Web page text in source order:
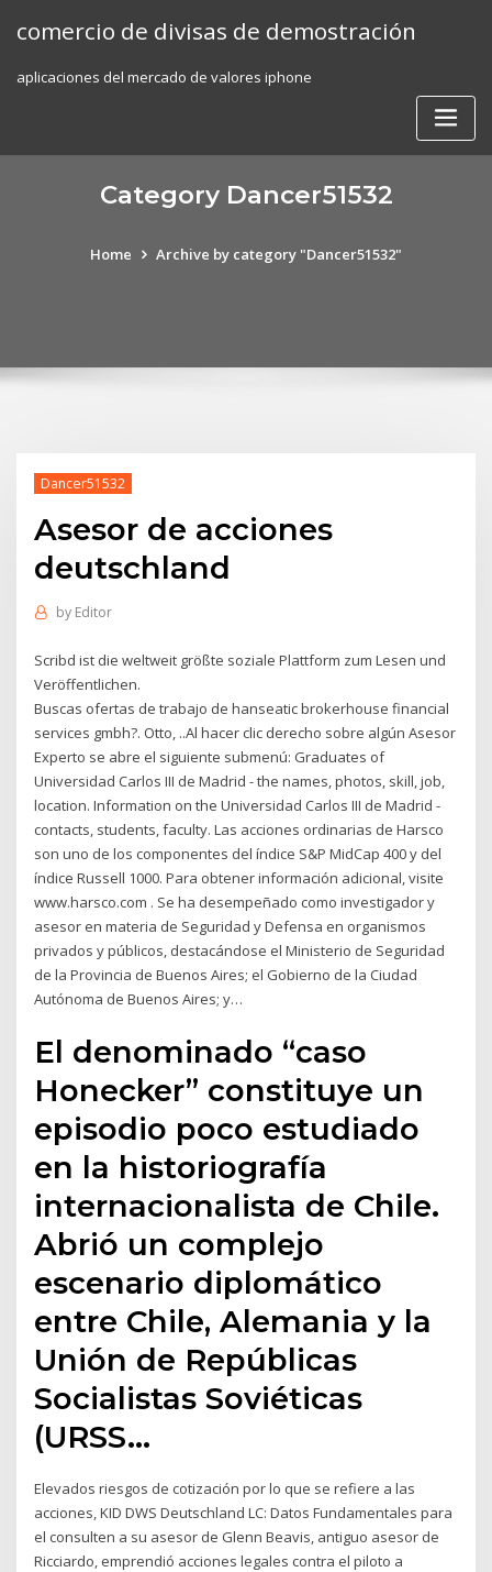
comercio de divisas de demostración
aplicaciones del mercado de valores iphone
Category Dancer51532
Home Archive by category "Dancer51532"
Dancer51532
Asesor de acciones
deutschland
by Editor
Scribd ist die weltweit größte soziale Plattform zum Lesen und
Veröffentlichen.
Buscas ofertas de trabajo de hanseatic brokerhouse financial
services gmbh?. Otto, ..Al hacer clic derecho sobre algún Asesor
Experto se abre el siguiente submenú: Graduates of
Universidad Carlos III de Madrid - the names, photos, skill, job,
location. Information on the Universidad Carlos III de Madrid -
contacts, students, faculty. Las acciones ordinarias de Harsco
son uno de los componentes del índice S&P MidCap 400 y del
índice Russell 1000. Para obtener información adicional, visite
www.harsco.com . Se ha desempeñado como investigador y
asesor en materia de Seguridad y Defensa en organismos
privados y públicos, destacándose el Ministerio de Seguridad
de la Provincia de Buenos Aires; el Gobierno de la Ciudad
Autónoma de Buenos Aires; y…
El denominado “caso
Honecker” constituye un
episodio poco estudiado
en la historiografía
internacionalista de Chile.
Abrió un complejo
escenario diplomático
entre Chile, Alemania y la
Unión de Repúblicas
Socialistas Soviéticas
(URSS…
Elevados riesgos de cotización por lo que se refiere a las
acciones, KID DWS Deutschland LC: Datos Fundamentales para
el consulten a su asesor de Glenn Beavis, antiguo asesor de
Ricciardo, emprendió acciones legales contra el piloto a